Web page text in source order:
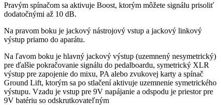
Pravým spínačom sa aktivuje Boost, ktorým môžete signálu prisoliť
dodatočnými až 10 dB.
Na pravom boku je jackový nástrojový vstup a jackový linkový
výstup priamo do aparátu.
Na ľavom boku je hlavný jackový výstup (uzemnený nesymetrický)
pre ďalšie pokračovanie signálu do pedalboardu, symetrický XLR
výstup pre zapojenie do mixu, PA alebo zvukovej karty a spínač
Ground Lift, ktorým sa po stlačení aktivuje uzemnenie symetrického
výstupu. Vzadu je vstup pre 9V napájanie a odspodu je priestor pre
9V batériu so odskrutkovateľným